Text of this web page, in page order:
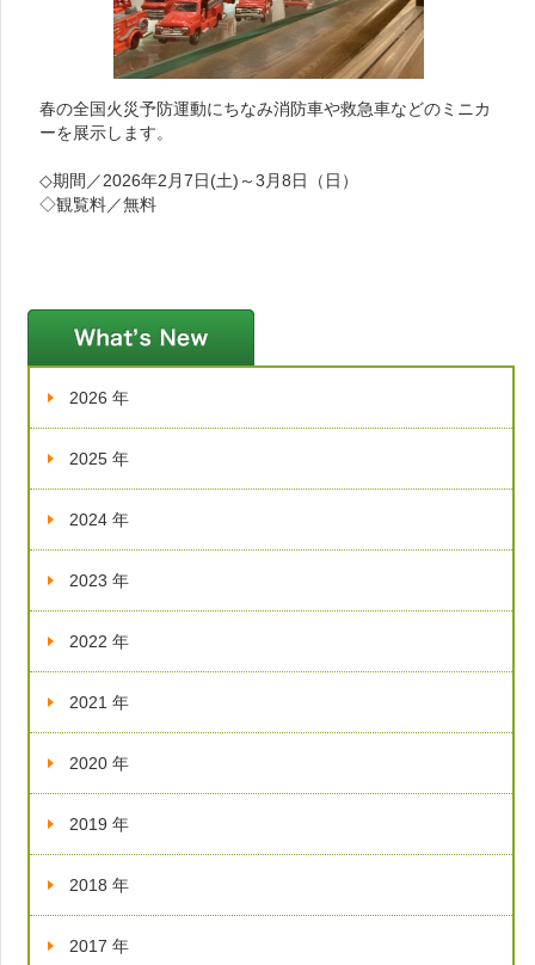
春の全国火災予防運動にちなみ消防車や救急車などのミニカ
ーを展示します。
◇期間／2026年2月7日(土)～3月8日（日）
◇観覧料／無料
2026 年
2025 年
2024 年
2023 年
2022 年
2021 年
2020 年
2019 年
2018 年
2017 年